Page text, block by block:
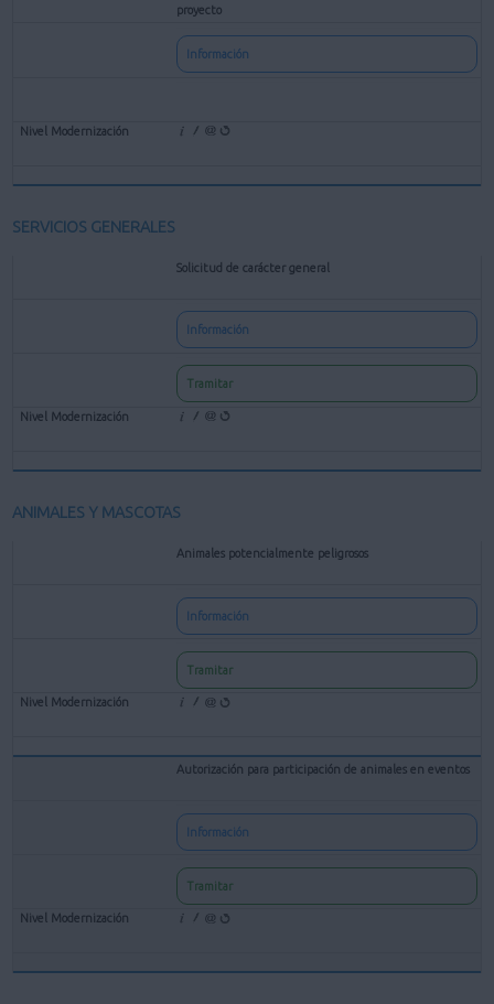
proyecto
Información
SERVICIOS GENERALES
Solicitud de carácter general
Información
Tramitar
ANIMALES Y MASCOTAS
Animales potencialmente peligrosos
Información
Tramitar
Autorización para participación de animales en eventos
Información
Tramitar